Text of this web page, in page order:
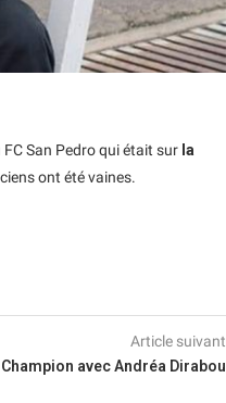
San Pedro qui était sur la
ont été vaines.
Article suivant
avec Andréa Dirabou